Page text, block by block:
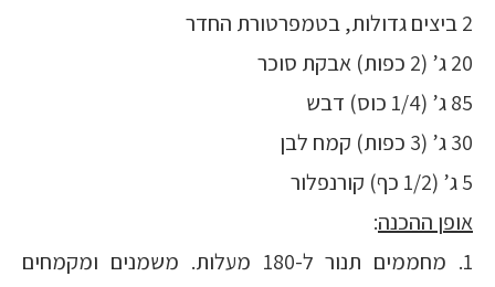
2 ביצים גדולות, בטמפרטורת החדר
20 ג’ (2 כפות) אבקת סוכר
85 ג’ (1/4 כוס) דבש
30 ג’ (3 כפות) קמח לבן
5 ג’ (1/2 כף) קורנפלור
אופן ההכנה:
1. מחממים תנור ל-180 מעלות. משמנים ומקמחים